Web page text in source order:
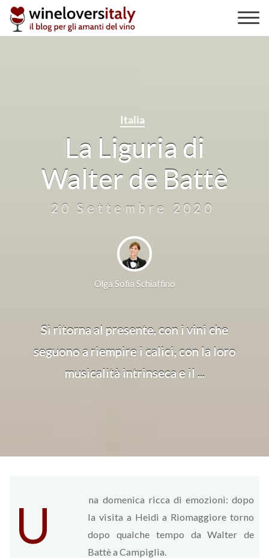
Skip
Italia
La Liguria di
Walter de Battè
20 Settembre 2020
Olga Sofia Schiaffino
Si ritorna al presente, con i vini che
seguono a riempire i calici, con la loro
musicalità intrinseca e il ...
U
na domenica ricca di emozioni: dopo
la visita a Heidi a Riomaggiore torno
dopo qualche tempo da Walter de
Battè a Campiglia.